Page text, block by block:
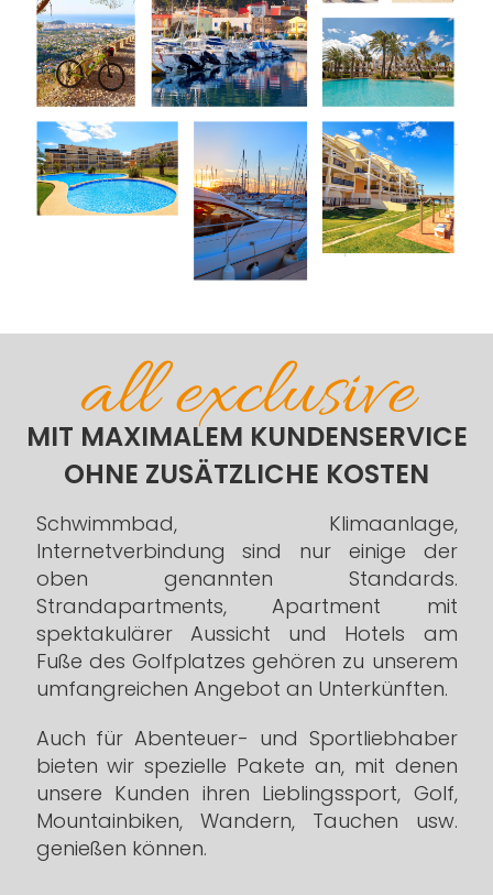
all exclusive
MIT MAXIMALEM KUNDENSERVICE
OHNE ZUSÄTZLICHE KOSTEN
Schwimmbad, Klimaanlage,
Internetverbindung sind nur einige der
oben genannten Standards.
Strandapartments, Apartment mit
spektakulärer Aussicht und Hotels am
Fuße des Golfplatzes gehören zu unserem
umfangreichen Angebot an Unterkünften.
Auch für Abenteuer- und Sportliebhaber
bieten wir spezielle Pakete an, mit denen
unsere Kunden ihren Lieblingssport, Golf,
Mountainbiken, Wandern, Tauchen usw.
genießen können.